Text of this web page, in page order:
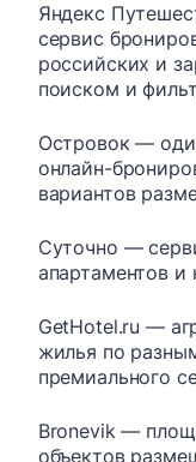
Яндекс
сервис
российских и
поиском и
Островок —
онлайн-
вариантов
Суточно —
апартаментов и
GetHotel.ru —
жилья по
премиального
Bronevik —
объектов